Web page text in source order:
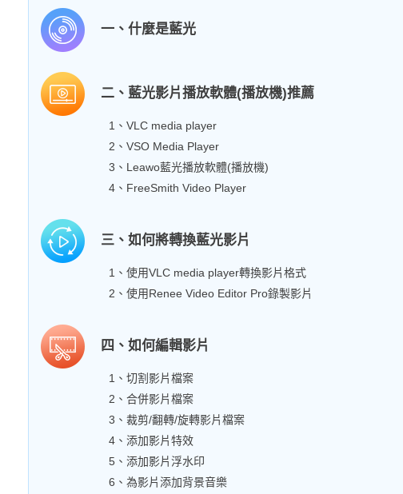
一、什麼是藍光
二、藍光影片播放軟體(播放機)推薦
1、VLC media player
2、VSO Media Player
3、Leawo藍光播放軟體(播放機)
4、FreeSmith Video Player
三、如何將轉換藍光影片
1、使用VLC media player轉換影片格式
2、使用Renee Video Editor Pro錄製影片
四、如何編輯影片
1、切割影片檔案
2、合併影片檔案
3、裁剪/翻轉/旋轉影片檔案
4、添加影片特效
5、添加影片浮水印
6、為影片添加背景音樂